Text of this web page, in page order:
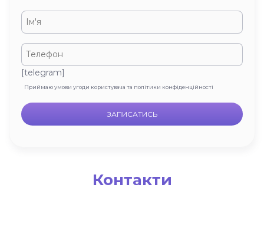
[telegram]
Приймаю умови угоди користувача та політики конфіденційності
Контакти